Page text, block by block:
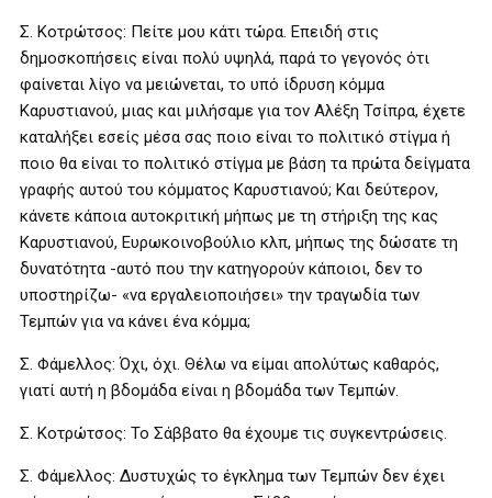
Σ. Κοτρώτσος: Πείτε μου κάτι τώρα. Επειδή στις
δημοσκοπήσεις είναι πολύ υψηλά, παρά το γεγονός ότι
φαίνεται λίγο να μειώνεται, το υπό ίδρυση κόμμα
Καρυστιανού, μιας και μιλήσαμε για τον Αλέξη Τσίπρα, έχετε
καταλήξει εσείς μέσα σας ποιο είναι το πολιτικό στίγμα ή
ποιο θα είναι το πολιτικό στίγμα με βάση τα πρώτα δείγματα
γραφής αυτού του κόμματος Καρυστιανού; Και δεύτερον,
κάνετε κάποια αυτοκριτική μήπως με τη στήριξη της κας
Καρυστιανού, Ευρωκοινοβούλιο κλπ, μήπως της δώσατε τη
δυνατότητα -αυτό που την κατηγορούν κάποιοι, δεν το
υποστηρίζω- «να εργαλειοποιήσει» την τραγωδία των
Τεμπών για να κάνει ένα κόμμα;
Σ. Φάμελλος: Όχι, όχι. Θέλω να είμαι απολύτως καθαρός,
γιατί αυτή η βδομάδα είναι η βδομάδα των Τεμπών.
Σ. Κοτρώτσος: Το Σάββατο θα έχουμε τις συγκεντρώσεις.
Σ. Φάμελλος: Δυστυχώς το έγκλημα των Τεμπών δεν έχει